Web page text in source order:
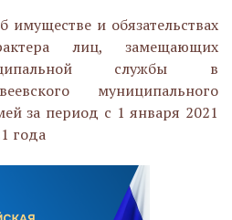
имуществе и обязательствах
лиц, замещающих
службы в
муниципального
за период с 1 января 2021
года